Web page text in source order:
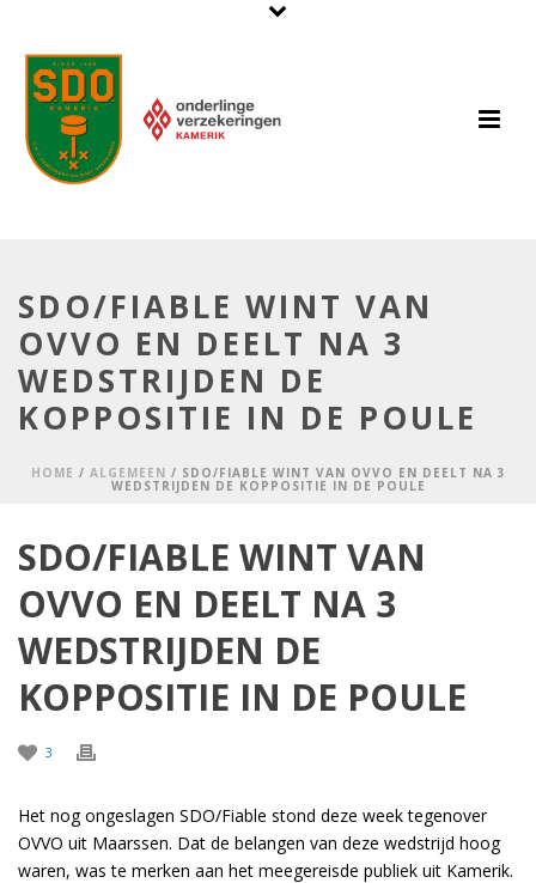
SDO/FIABLE WINT VAN
OVVO EN DEELT NA 3
WEDSTRIJDEN DE
KOPPOSITIE IN DE POULE
HOME / ALGEMEEN / SDO/FIABLE WINT VAN OVVO EN DEELT NA 3
WEDSTRIJDEN DE KOPPOSITIE IN DE POULE
SDO/FIABLE WINT VAN
OVVO EN DEELT NA 3
WEDSTRIJDEN DE
KOPPOSITIE IN DE POULE
3
Het nog ongeslagen SDO/Fiable stond deze week tegenover
OVVO uit Maarssen. Dat de belangen van deze wedstrijd hoog
waren, was te merken aan het meegereisde publiek uit Kamerik.